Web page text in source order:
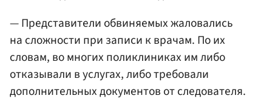
— Представители обвиняемых жаловались
на сложности при записи к врачам. По их
словам, во многих поликлиниках им либо
отказывали в услугах, либо требовали
дополнительных документов от следователя.